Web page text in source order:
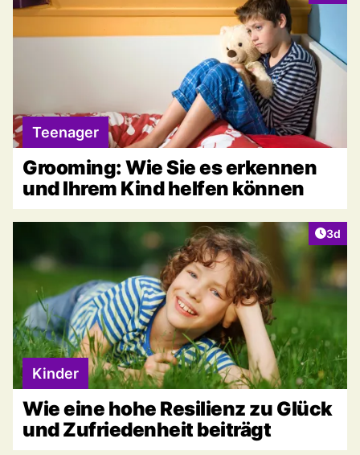
Teenager
Grooming: Wie Sie es erkennen
und Ihrem Kind helfen können
3d
Kinder
Wie eine hohe Resilienz zu Glück
und Zufriedenheit beiträgt